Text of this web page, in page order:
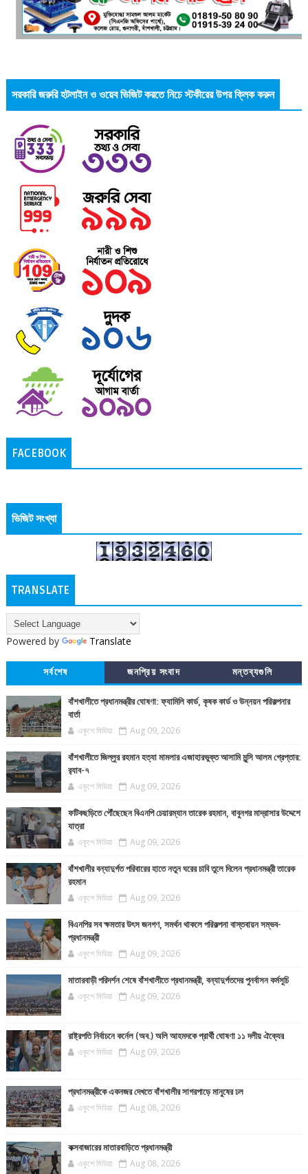
সরকারি জরুরি হটলাইন ও ওয়েব ভিজিট করতে নিচে স্টকীরের উপর ক্লিক করুন
FACEBOOK
ভিজিট সংখ্যা
TRANSLATE
Powered by Translate
সর্বশেষ জনপ্রিয় সংবাদ মন্তব্যগুলি
বাঁশখালীতে প্রধানমন্ত্রীর ঘোষণা: ফ্যামিলি কার্ড, কৃষক কার্ড ও উন্নয়ন পরিকল্পনার
বার্তা
একুশে মিডিয়া Aug 09, 2026
বাঁশখালীতে জিল্লুর রহমান হত্যা মামলার এজাহারভুক্ত আসামি মুন্সি আলম গ্রেপ্তার:
র‍্যাব-৭
একুশে মিডিয়া Aug 09, 2026
ফটিকছড়িতে পৌঁছেছেন বিএনপি চেয়ারম্যান তারেক রহমান, বাবুনগর মাদ্রাসার উদ্দেশে
যাত্রা
একুশে মিডিয়া Aug 09, 2026
বাঁশখালীর বন্যাদুর্গত পরিবারের হাতে নতুন ঘরের চাবি তুলে দিলেন প্রধানমন্ত্রী তারেক
রহমান
একুশে মিডিয়া Aug 09, 2026
বিএনপির সব ক্ষমতার উৎস জনগণ, সমর্থন থাকলে পরিকল্পনা বাস্তবায়ন সম্ভব-
প্রধানমন্ত্রী
একুশে মিডিয়া Aug 09, 2026
মাতারবাড়ী পরিদর্শন শেষে বাঁশখালীতে প্রধানমন্ত্রী, বন্যাদুর্গতদের পুনর্বাসন কর্মসূচি
একুশে মিডিয়া Aug 09, 2026
রাষ্ট্রপতি নির্বাচনে কর্নেল (অব.) অলি আহমদকে প্রার্থী ঘোষণা ১১ দলীয় ঐক্যের
একুশে মিডিয়া Aug 09, 2026
প্রধানমন্ত্রীকে একনজর দেখতে বাঁশখালীর সাগরপাড়ে মানুষের ঢল
একুশে মিডিয়া Aug 08, 2026
কক্সবাজারের মাতারবাড়িতে প্রধানমন্ত্রী
একুশে মিডিয়া Aug 08, 2026